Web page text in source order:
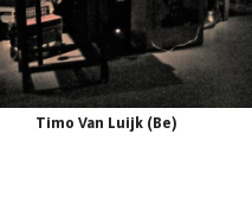
Timo Van Luijk (Be)